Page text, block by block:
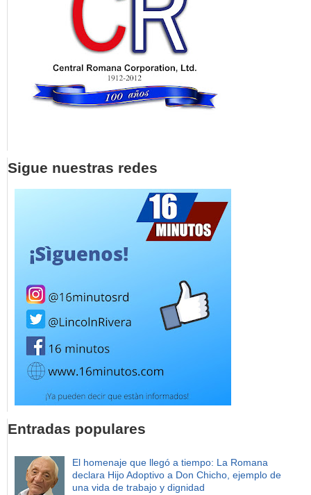
Sigue nuestras redes
Entradas populares
El homenaje que llegó a tiempo: La Romana
declara Hijo Adoptivo a Don Chicho, ejemplo de
una vida de trabajo y dignidad